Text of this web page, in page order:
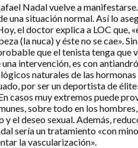
Nadal vuelve a
una situación normal. Así lo
el doctor explica a LOC que,
(la nuca) y éste no se cae».
que el tenista tenga
una intervención, es con
naturales de las
por ser un deportista de
casos muy extremos puede
sobre todo en los
el deseo sexual. Además,
sería un tratamiento «con
la vascularización».